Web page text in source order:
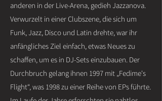
anderen in der Live-Arena, gedieh Jazzanova.
Verwurzelt in einer Clubszene, die sich um
Funk, Jazz, Disco und Latin drehte, war ihr
anfängliches Ziel einfach, etwas Neues zu
schaffen, um es in DJ-Sets einzubauen. Der
Durchbruch gelang ihnen 1997 mit „Fedime's
Flight“, was 1998 zu einer Reihe von EPs führte.